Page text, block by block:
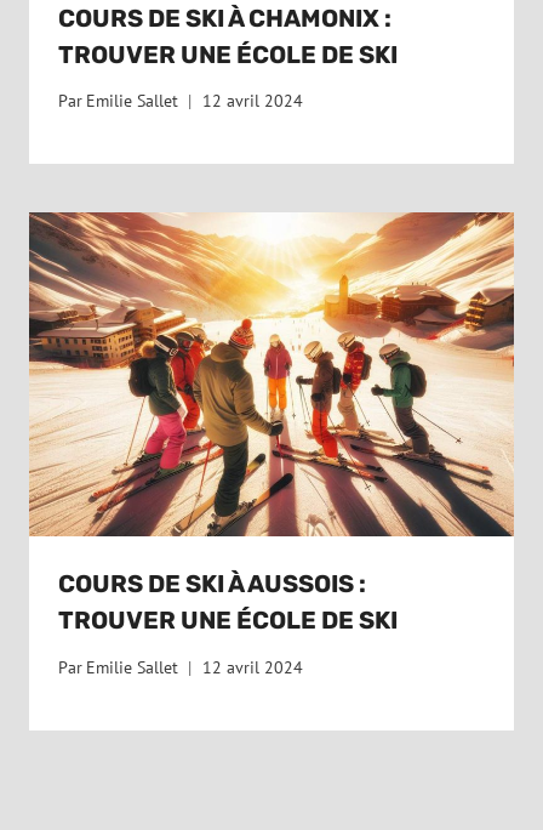
COURS DE SKI À CHAMONIX :
TROUVER UNE ÉCOLE DE SKI
Par Emilie Sallet 12 avril 2024
COURS DE SKI À AUSSOIS :
TROUVER UNE ÉCOLE DE SKI
Par Emilie Sallet 12 avril 2024